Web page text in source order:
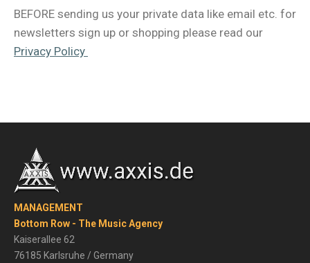
BEFORE sending us your private data like email etc. for
newsletters sign up or shopping please read our
Privacy Policy
MANAGEMENT
Bottom Row - The Music Agency
Kaiserallee 62
76185 Karlsruhe / Germany